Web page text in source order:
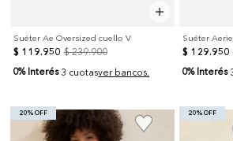
Suéter Ae Oversized cuello V
$ 119.950 $ 239.900
0% Interés 3 cuotasver bancos.
Suéter
$ 129.950
0% Interés
20% OFF 20% OFF